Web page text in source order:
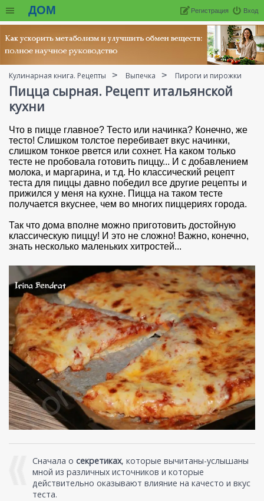
ДОМ Вход
Регистрация
Кулинарная книга. Рецепты Выпечка Пироги и пирожки
Пицца сырная. Рецепт итальянской
кухни
Что в пицце главное? Тесто или начинка? Конечно, же
тесто! Слишком толстое перебивает вкус начинки,
слишком тонкое рвется или сохнет. На каком только
тесте не пробовала готовить пиццу... И с добавлением
молока, и маргарина, и т.д. Но классический рецепт
теста для пиццы давно победил все другие рецепты и
прижился у меня на кухне. Пицца на таком тесте
получается вкуснее, чем во многих пиццериях города.
Так что дома вполне можно приготовить достойную
классическую пиццу! И это не сложно! Важно, конечно,
знать несколько маленьких хитростей...
Сначала о секретиках, которые вычитаны-услышаны
мной из различных источников и которые
действительно оказывают влияние на качесто и вкус
теста.